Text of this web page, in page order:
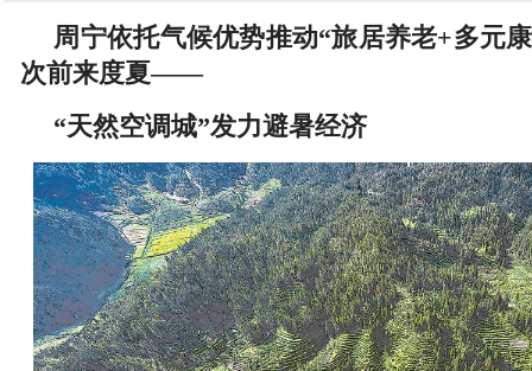
周宁依托气候优势推动“旅居养老+多元
次前来度夏——
“天然空调城”发力避暑经济